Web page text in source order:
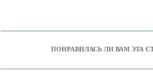
ПОНРАВИЛАСЬ ЛИ ВАМ ЭТА